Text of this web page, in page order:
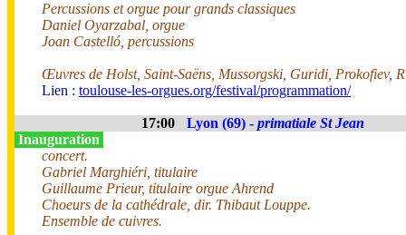
Percussions et orgue pour grands classiques
Daniel Oyarzabal, orgue
Joan Castelló, percussions
Œuvres de Holst, Saint-Saëns, Mussorgski, Guridi, Prokofiev,
Lien : toulouse-les-orgues.org/festival/programmation/
17:00 Lyon (69) - primatiale St Jean
Inauguration
concert.
Gabriel Marghiéri, titulaire
Guillaume Prieur, titulaire orgue Ahrend
Choeurs de la cathédrale, dir. Thibaut Louppe.
Ensemble de cuivres.